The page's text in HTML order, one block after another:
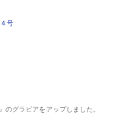
』のグラビアをアップしました。